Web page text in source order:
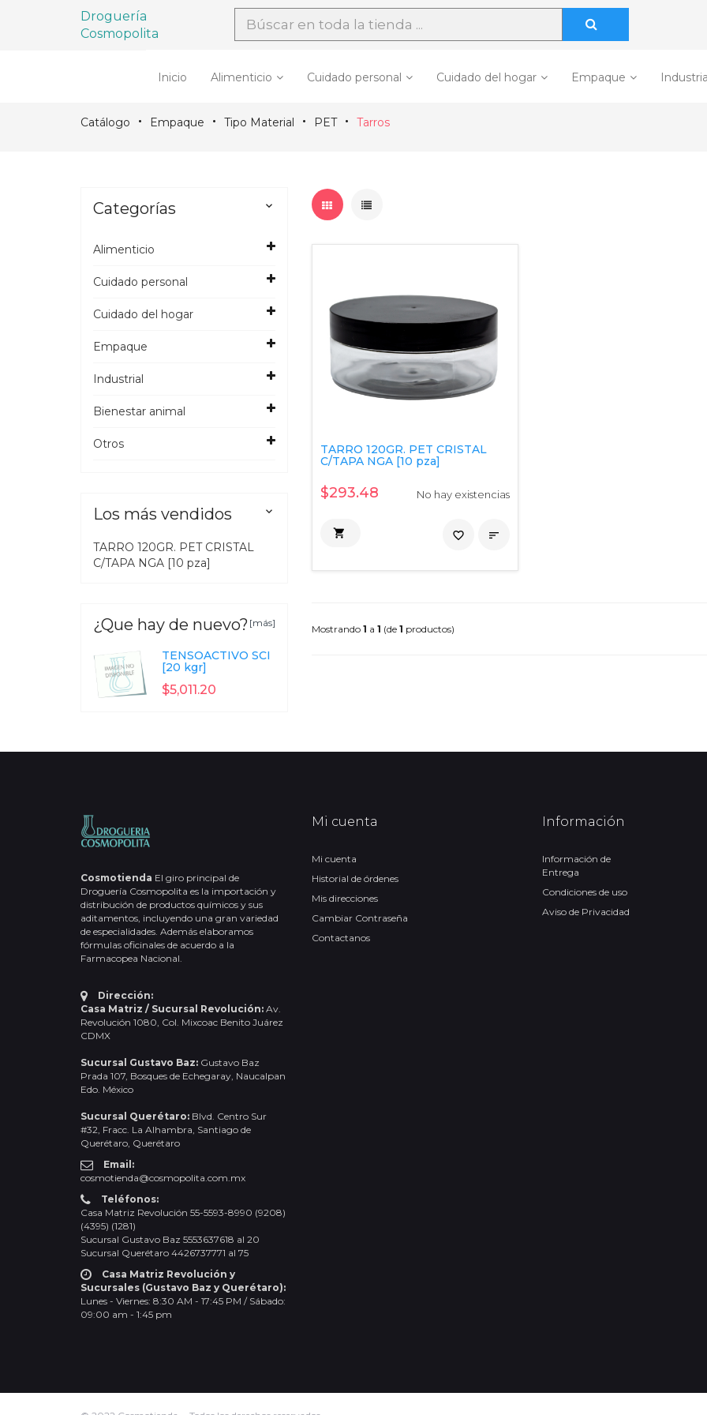
Droguería
Cosmopolita
Inicio Alimenticio Cuidado personal Cuidado del hogar Empaque
Catálogo Empaque Tipo Material PET Tarros
TARRO 120GR. PET CRISTAL
C/TAPA NGA [10 pza]
$293.48 No hay existencias
 
favorite_border
Mostrando 1 a 1 (de 1 productos)
Categorías 
Alimenticio
Cuidado personal
Cuidado del hogar
Empaque
Industrial
Bienestar animal
Otros
Los más vendidos 
TARRO 120GR. PET CRISTAL
C/TAPA NGA [10 pza]
¿Que hay de nuevo? [más]
TENSOACTIVO SCI
[20 kgr]
$5,011.20
Cosmotienda El giro principal de
Droguería Cosmopolita es la importación y
distribución de productos químicos y sus
aditamentos, incluyendo una gran variedad
de especialidades. Además elaboramos
fórmulas oficinales de acuerdo a la
Farmacopea Nacional.
Dirección:
Casa Matriz / Sucursal Revolución: Av.
Revolución 1080, Col. Mixcoac Benito Juárez
CDMX
Sucursal Gustavo Baz: Gustavo Baz
Prada 107, Bosques de Echegaray, Naucalpan
Edo. México
Sucursal Querétaro: Blvd. Centro Sur
#32, Fracc. La Alhambra, Santiago de
Querétaro, Querétaro
Email:
cosmotienda@cosmopolita.com.mx
Teléfonos:
Casa Matriz Revolución 55-5593-8990 (9208)
(4395) (1281)
Sucursal Gustavo Baz 5553637618 al 20
Sucursal Querétaro 4426737771 al 75
Casa Matriz Revolución y
Sucursales (Gustavo Baz y Querétaro):
Lunes - Viernes: 8:30 AM - 17:45 PM / Sábado:
09:00 am - 1:45 pm
Mi cuenta
Mi cuenta
Historial de órdenes
Mis direcciones
Cambiar Contraseña
Contactanos
Información
Información de
Entrega
Condiciones de uso
Aviso de Privacidad